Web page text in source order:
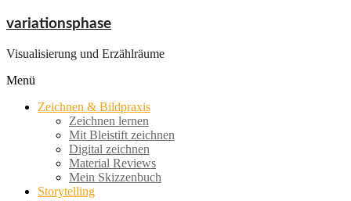
Zum
springen
variationsphase
Visualisierung und Erzählräume
Menü
Zeichnen & Bildpraxis
Zeichnen lernen
Mit Bleistift zeichnen
Digital zeichnen
Material Reviews
Mein Skizzenbuch
Storytelling